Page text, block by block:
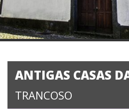
ANTIGAS CASAS
TRANCOSO